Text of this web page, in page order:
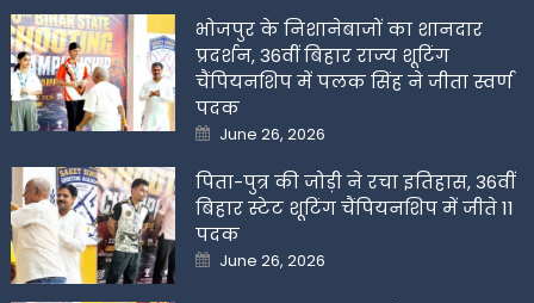
भोजपुर के निशानेबाजों का शानदार
प्रदर्शन, 36वीं बिहार राज्य शूटिंग
चैंपियनशिप में पलक सिंह ने जीता स्वर्ण
पदक
Posted
on
June 26, 2026
पिता-पुत्र की जोड़ी ने रचा इतिहास, 36वीं
बिहार स्टेट शूटिंग चैंपियनशिप में जीते 11
पदक
Posted
on
June 26, 2026